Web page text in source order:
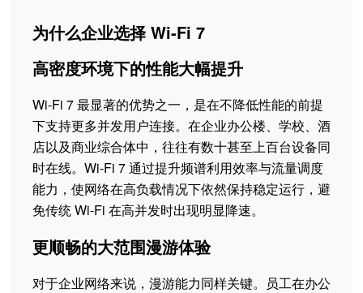
为什么企业选择 Wi-Fi 7
高密度环境下的性能大幅提升
Wi-Fi 7 最显著的优势之一，是在不降低性能的前提
下支持更多并发用户连接。在企业办公楼、学校、酒
店以及商业综合体中，往往有数十甚至上百台设备同
时在线。Wi-Fi 7 通过提升频谱利用效率与流量调度
能力，使网络在高负载情况下依然保持稳定运行，避
免传统 Wi-Fi 在高并发时出现明显降速。
更顺畅的大范围漫游体验
对于企业网络来说，漫游能力同样关键。员工在办公